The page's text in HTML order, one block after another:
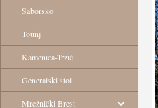
Saborsko
Tounj
Kamenica-Tržić
Generalski stol
Mrežnički Brest